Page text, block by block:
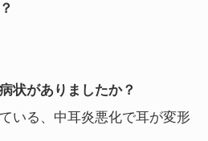
状がありましたか？
いる、中耳炎悪化で耳が変形